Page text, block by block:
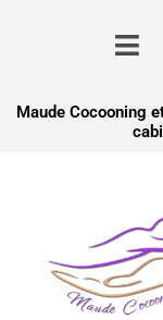
Menu
Maude Cocooning